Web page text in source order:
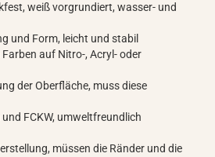
weiß vorgrundiert, wasser- und
und Form, leicht und stabil
auf Nitro-, Acryl- oder
der Oberfläche, muss diese
FCKW, umweltfreundlich
müssen die Ränder und die